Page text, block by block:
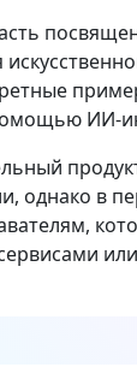
ИИ-
однако в